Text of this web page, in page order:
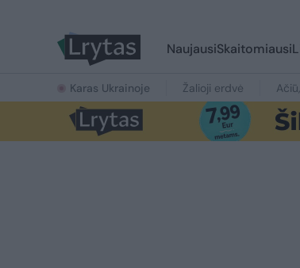
NaujausiSkaitomiausi
Karas Ukrainoje Žalioji erdvė